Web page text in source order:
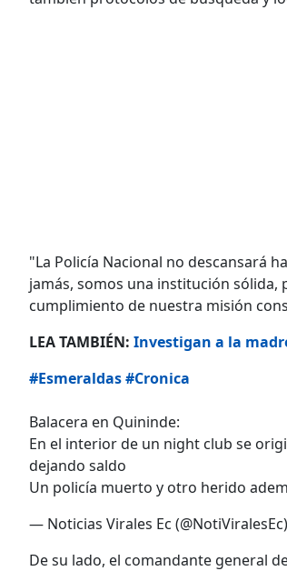
"La Policía Nacional no descansará
jamás, somos una institución
cumplimiento de nuestra misión
LEA TAMBIÉN: Investigan a la
#Esmeraldas#Cronica
Balacera en Quininde:
En el interior de un night club se
dejando saldo
Un policía muerto y otro herido
— Noticias Virales Ec (@NotiViralesEc)
De su lado, el comandante general